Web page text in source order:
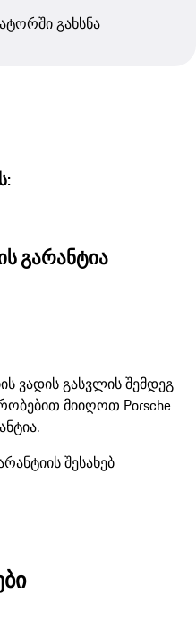
გახსნა
გარანტია
ვადის გასვლის შემდეგ
მიიღოთ Porsche
შესახებ